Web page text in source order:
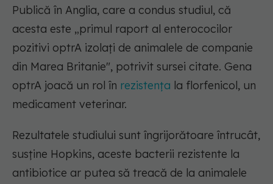
Publică în Anglia, care a condus studiul, că
acesta este „primul raport al enterococilor
pozitivi optrA izolați de animalele de companie
din Marea Britanie", potrivit sursei citate. Gena
optrA joacă un rol în rezistența la florfenicol, un
medicament veterinar.
Rezultatele studiului sunt îngrijorătoare întrucât,
susține Hopkins, aceste bacterii rezistente la
antibiotice ar putea să treacă de la animalele